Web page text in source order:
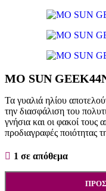
MO SUN
Τα γυαλιά ηλίου
την διασφάλιση του
γνήσια και οι φακοί τους
προδιαγραφές ποιότητας
1 σε απόθεμα